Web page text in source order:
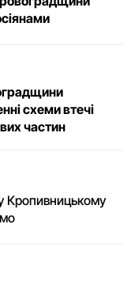
схеми втечі
частин
у Кропивницькому